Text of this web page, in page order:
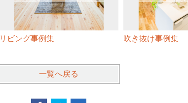
リビング事例集 吹き抜け事例集
一覧へ戻る